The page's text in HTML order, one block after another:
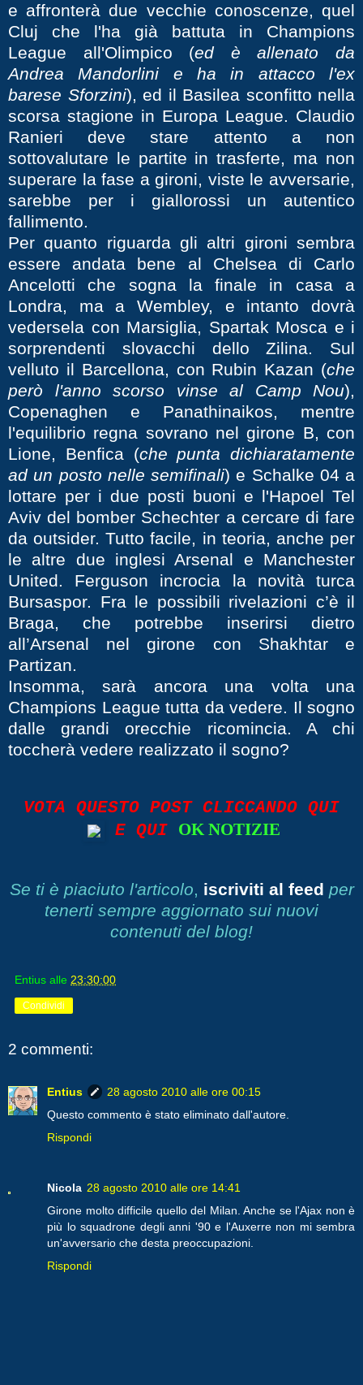
e affronterà due vecchie conoscenze, quel
Cluj che l'ha già battuta in Champions
League all'Olimpico (ed è allenato da
Andrea Mandorlini e ha in attacco l'ex
barese Sforzini), ed il Basilea sconfitto nella
scorsa stagione in Europa League. Claudio
Ranieri deve stare attento a non
sottovalutare le partite in trasferte, ma non
superare la fase a gironi, viste le avversarie,
sarebbe per i giallorossi un autentico
fallimento.
Per quanto riguarda gli altri gironi sembra
essere andata bene al Chelsea di Carlo
Ancelotti che sogna la finale in casa a
Londra, ma a Wembley, e intanto dovrà
vedersela con Marsiglia, Spartak Mosca e i
sorprendenti slovacchi dello Zilina. Sul
velluto il Barcellona, con Rubin Kazan (che
però l'anno scorso vinse al Camp Nou),
Copenaghen e Panathinaikos, mentre
l'equilibrio regna sovrano nel girone B, con
Lione, Benfica (che punta dichiaratamente
ad un posto nelle semifinali) e Schalke 04 a
lottare per i due posti buoni e l'Hapoel Tel
Aviv del bomber Schechter a cercare di fare
da outsider. Tutto facile, in teoria, anche per
le altre due inglesi Arsenal e Manchester
United. Ferguson incrocia la novità turca
Bursaspor. Fra le possibili rivelazioni c’è il
Braga, che potrebbe inserirsi dietro
all’Arsenal nel girone con Shakhtar e
Partizan.
Insomma, sarà ancora una volta una
Champions League tutta da vedere. Il sogno
dalle grandi orecchie ricomincia. A chi
toccherà vedere realizzato il sogno?
VOTA QUESTO POST CLICCANDO QUI
E QUI
OK NOTIZIE
Se ti è piaciuto l'articolo, iscriviti al feed per
tenerti sempre aggiornato sui nuovi
contenuti del blog!
Entius alle 23:30:00
Condividi
2 commenti:
Entius
28 agosto 2010 alle ore 00:15
Questo commento è stato eliminato dall'autore.
Rispondi
Nicola 28 agosto 2010 alle ore 14:41
Girone molto difficile quello del Milan. Anche se l'Ajax non è
più lo squadrone degli anni '90 e l'Auxerre non mi sembra
un'avversario che desta preoccupazioni.
Rispondi